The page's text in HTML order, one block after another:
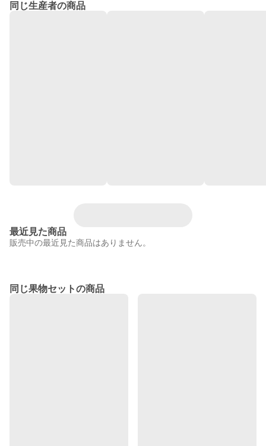
同じ生産者の商品
最近見た商品
販売中の最近見た商品はありません。
同じ果物セットの商品